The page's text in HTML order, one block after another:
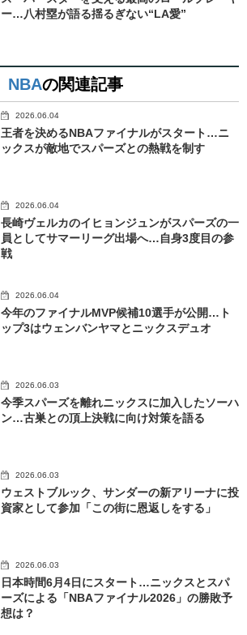
ー…八村塁が語る揺るぎない“LA愛”
NBAの関連記事
2026.06.04
王者を決めるNBAファイナルがスタート…ニ
ックスが敵地でスパーズとの熱戦を制す
2026.06.04
長崎ヴェルカのイヒョンジュンがスパーズの一
員としてサマーリーグ出場へ…自身3度目の参
戦
2026.06.04
今年のファイナルMVP候補10選手が公開…ト
ップ3はウェンバンヤマとニックスデュオ
2026.06.03
今季スパーズを離れニックスに加入したソーハ
ン…古巣との頂上決戦に向け対策を語る
2026.06.03
ウェストブルック、サンダーの新アリーナに投
資家として参加「この街に恩返しをする」
2026.06.03
日本時間6月4日にスタート…ニックスとスパ
ーズによる「NBAファイナル2026」の勝敗予
想は？